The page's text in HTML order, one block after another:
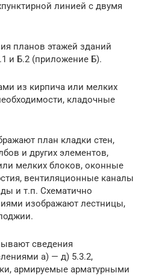
линией с двумя
планов этажей зданий
и Б.2 (приложение Б).
из кирпича или мелких
кладочные
план кладки стен,
и других элементов,
мелких блоков, оконные
вентиляционные каналы
и т.п. Схематично
изображают лестницы,
сведения
а) — д) 5.3.2,
армируемые арматурными